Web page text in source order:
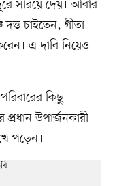
সরিয়ে দেয়। আবার
দত্ত চাইতেন, গীতা
এ দাবি নিয়েও
কিছু
প্রধান উপার্জনকারী
পড়েন।